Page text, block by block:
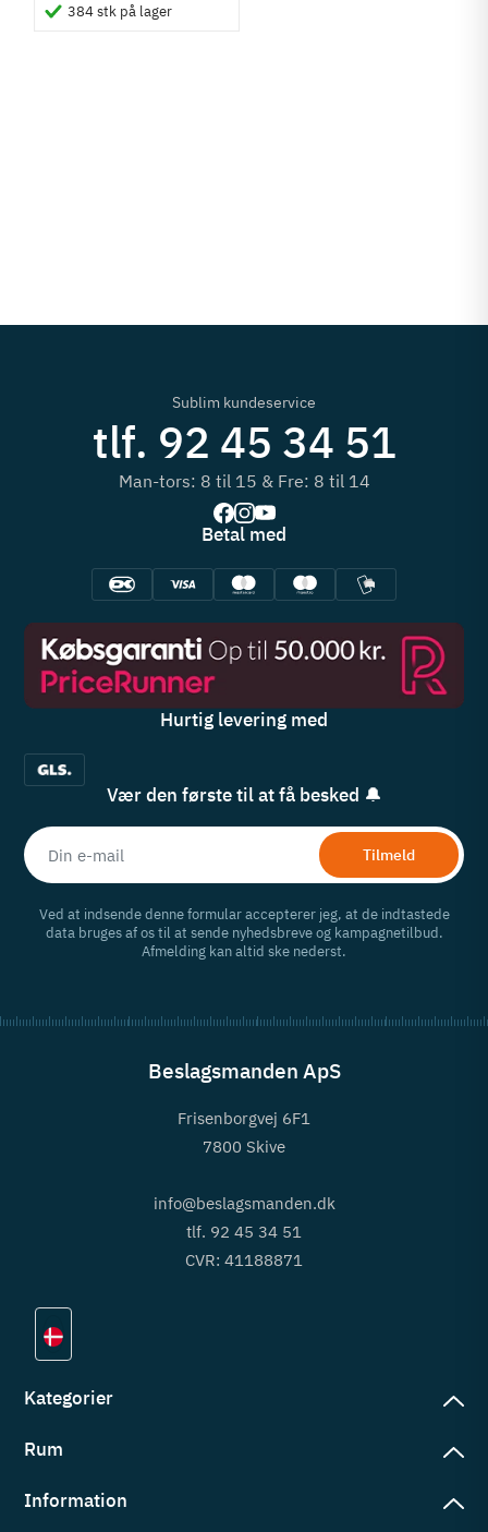
384 stk på lager
Sublim kundeservice
tlf. 92 45 34 51
Man-tors: 8 til 15 & Fre: 8 til 14
Betal med
Hurtig levering med
Vær den første til at få besked 🔔
Tilmeld
Ved at indsende denne formular accepterer jeg, at de indtastede
data bruges af os til at sende nyhedsbreve og kampagnetilbud.
Afmelding kan altid ske nederst.
Beslagsmanden ApS
Frisenborgvej 6F1
7800 Skive
info@beslagsmanden.dk
tlf. 92 45 34 51
CVR: 41188871
Kategorier
Rum
Information